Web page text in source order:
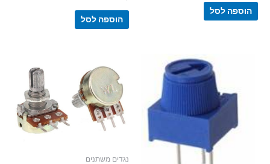
הוספה לסל
הוספה לסל
נגדים משתנים